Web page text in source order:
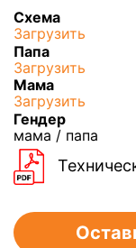
Схема
Загрузить
Папа
Загрузить
Мама
Загрузить
Гендер
мама / папа